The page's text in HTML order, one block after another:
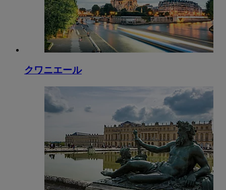
クワニエール